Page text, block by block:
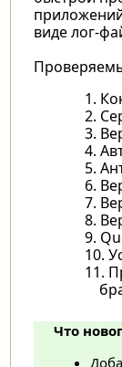
виде лог-
Что